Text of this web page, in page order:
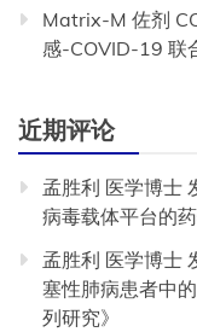
Matrix-M 佐剂
感-COVID-19 联
近期评论
孟胜利 医学博士
病毒载体平台的
孟胜利 医学博士
塞性肺病患者中
列研究》